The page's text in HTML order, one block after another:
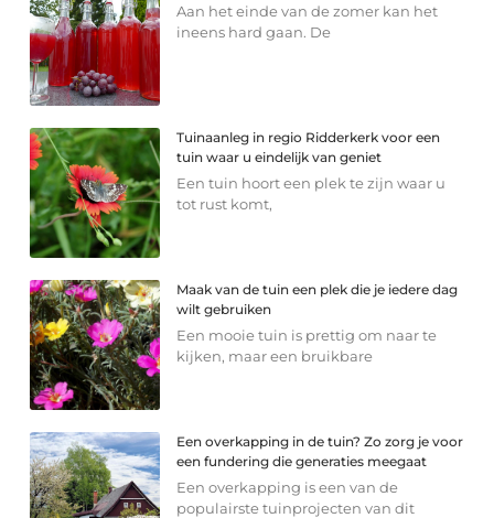
Aan het einde van de zomer kan het
ineens hard gaan. De
Tuinaanleg in regio Ridderkerk voor een
tuin waar u eindelijk van geniet
Een tuin hoort een plek te zijn waar u
tot rust komt,
Maak van de tuin een plek die je iedere dag
wilt gebruiken
Een mooie tuin is prettig om naar te
kijken, maar een bruikbare
Een overkapping in de tuin? Zo zorg je voor
een fundering die generaties meegaat
Een overkapping is een van de
populairste tuinprojecten van dit